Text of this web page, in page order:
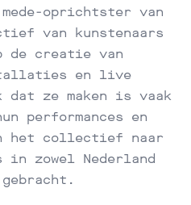
oprichtster van
van kunstenaars
creatie van
en live
dat ze maken is vaak
performances en
het collectief naar
zowel Nederland